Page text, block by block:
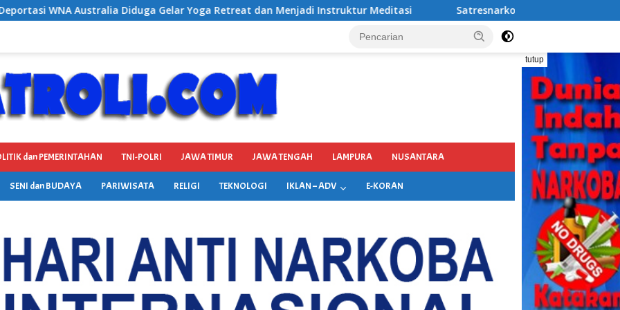
Yoga Retreat dan Menjadi Instruktur Meditasi Satresnarkoba Polres Pelabuhan Tanjung Perak Bongkar Tiga
tutup
dan PEMERINTAHAN TNI-POLRI JAWA TIMUR JAWA TENGAH LAMPURA NUSANTARA
SENI dan BUDAYA PARIWISATA RELIGI TEKNOLOGI IKLAN – ADV E-KORAN